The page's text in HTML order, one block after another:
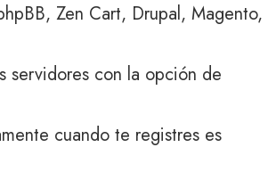
Zen Cart, Drupal, Magento,
servidores con la opción de
cuando te registres es